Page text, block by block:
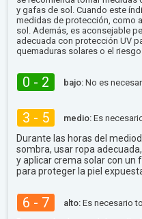
y gafas de sol. Cuando este
medidas de protección, como
sol. Además, es aconsejable
adecuada con protección UV
quemaduras solares o el
0 - 2 bajo: No es
3 - 5 medio: Es
Durante las horas del
sombra, usar ropa
y aplicar crema solar con
para proteger la piel
6 - 7 alto: Es necesario